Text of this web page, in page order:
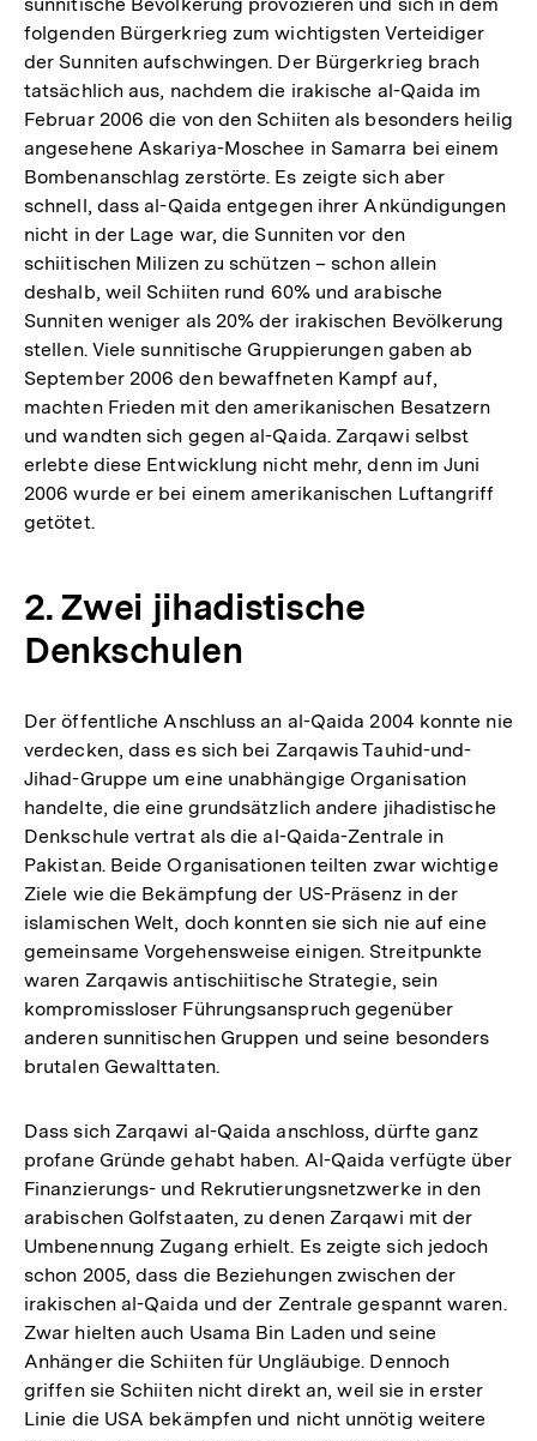
folgenden Bürgerkrieg zum wichtigsten Verteidiger
der Sunniten aufschwingen. Der Bürgerkrieg brach
tatsächlich aus, nachdem die irakische al-Qaida im
Februar 2006 die von den Schiiten als besonders heilig
angesehene Askariya-Moschee in Samarra bei einem
Bombenanschlag zerstörte. Es zeigte sich aber
schnell, dass al-Qaida entgegen ihrer Ankündigungen
nicht in der Lage war, die Sunniten vor den
schiitischen Milizen zu schützen – schon allein
deshalb, weil Schiiten rund 60% und arabische
Sunniten weniger als 20% der irakischen Bevölkerung
stellen. Viele sunnitische Gruppierungen gaben ab
September 2006 den bewaffneten Kampf auf,
machten Frieden mit den amerikanischen Besatzern
und wandten sich gegen al-Qaida. Zarqawi selbst
erlebte diese Entwicklung nicht mehr, denn im Juni
2006 wurde er bei einem amerikanischen Luftangriff
getötet.
2. Zwei jihadistische
Denkschulen
Der öffentliche Anschluss an al-Qaida 2004 konnte nie
verdecken, dass es sich bei Zarqawis Tauhid-und-
Jihad-Gruppe um eine unabhängige Organisation
handelte, die eine grundsätzlich andere jihadistische
Denkschule vertrat als die al-Qaida-Zentrale in
Pakistan. Beide Organisationen teilten zwar wichtige
Ziele wie die Bekämpfung der US-Präsenz in der
islamischen Welt, doch konnten sie sich nie auf eine
gemeinsame Vorgehensweise einigen. Streitpunkte
waren Zarqawis antischiitische Strategie, sein
kompromissloser Führungsanspruch gegenüber
anderen sunnitischen Gruppen und seine besonders
brutalen Gewalttaten.
Dass sich Zarqawi al-Qaida anschloss, dürfte ganz
profane Gründe gehabt haben. Al-Qaida verfügte über
Finanzierungs- und Rekrutierungsnetzwerke in den
arabischen Golfstaaten, zu denen Zarqawi mit der
Umbenennung Zugang erhielt. Es zeigte sich jedoch
schon 2005, dass die Beziehungen zwischen der
irakischen al-Qaida und der Zentrale gespannt waren.
Zwar hielten auch Usama Bin Laden und seine
Anhänger die Schiiten für Ungläubige. Dennoch
griffen sie Schiiten nicht direkt an, weil sie in erster
Linie die USA bekämpfen und nicht unnötig weitere